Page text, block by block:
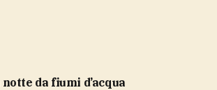
da fiumi d’acqua